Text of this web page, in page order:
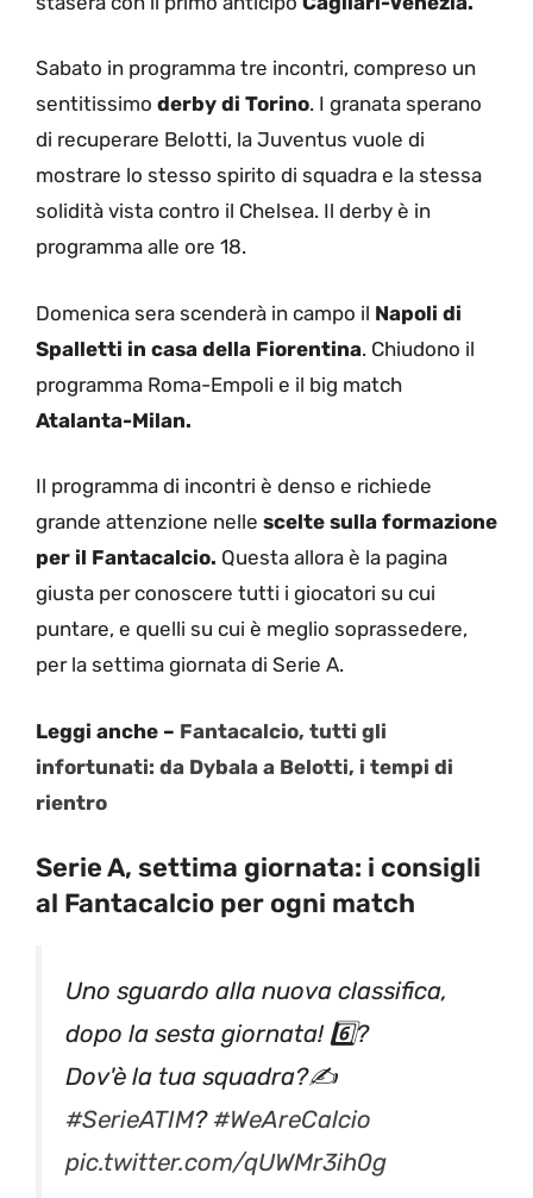
Sabato in programma tre incontri, compreso un
sentitissimo derby di Torino. I granata sperano
di recuperare Belotti, la Juventus vuole di
mostrare lo stesso spirito di squadra e la stessa
solidità vista contro il Chelsea. Il derby è in
programma alle ore 18.
Domenica sera scenderà in campo il Napoli di
Spalletti in casa della Fiorentina. Chiudono il
programma Roma-Empoli e il big match
Atalanta-Milan.
Il programma di incontri è denso e richiede
grande attenzione nelle scelte sulla formazione
per il Fantacalcio. Questa allora è la pagina
giusta per conoscere tutti i giocatori su cui
puntare, e quelli su cui è meglio soprassedere,
per la settima giornata di Serie A.
Leggi anche – Fantacalcio, tutti gli
infortunati: da Dybala a Belotti, i tempi di
rientro
Serie A, settima giornata: i consigli
al Fantacalcio per ogni match
Uno sguardo alla nuova classifica,
dopo la sesta giornata! 6️⃣?
Dov'è la tua squadra?✍️
#SerieATIM? #WeAreCalcio
pic.twitter.com/qUWMr3ih0g